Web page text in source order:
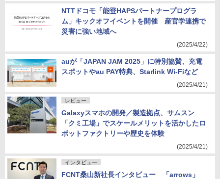
NTTドコモ「能登HAPSパートナープログラ
ム」キックオフイベントを開催 産官学連携で
災害に強い地域へ
(2025/4/22)
auが「JAPAN JAM 2025」に特別協賛、充電
スポットやau PAY特典、Starlink Wi-Fiなど
(2025/4/21)
レビュー
Galaxyスマホの開発／製造拠点、サムスン
「クミ工場」でスケールメリットを活かしたロ
ボットファクトリーや歴史を体験
(2025/4/21)
インタビュー
FCNT桑山新社長インタビュー 「arrows」